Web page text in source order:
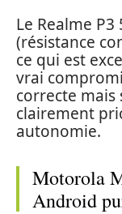
Le Realme
(résistance
ce qui est
vrai
correcte mais
clairement
autonomie.
Motorola
Android